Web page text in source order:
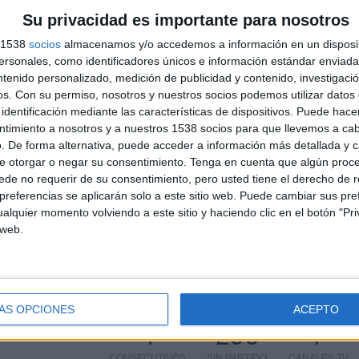
Su privacidad es importante para nosotros
socios almacenamos y/o accedemos a información en un
como identificadores únicos e información estándar
personalizado, medición de publicidad y contenido,
Con su permiso, nosotros y nuestros socios podemos utilizar datos
mediante las características de dispositivos. Puede
a nosotros y a nuestros 1538 socios para que llevemos a
De forma alternativa, puede acceder a información más detallada y
otorgar o negar su consentimiento. Tenga en cuenta que algún
no requerir de su consentimiento, pero usted tiene el derecho de
se aplicarán solo a este sitio web. Puede cambiar sus
momento volviendo a este sitio y haciendo clic en el botón
OPCIONES ACEPTO
Más días
TELEVISIÓN EN ESPAÑA
los datos estadísticos de cuándo y dónde se televisan los partidos deFútboldel
dar los siguientes datos:
85,19%
ÚLTIMO PARTIDO EN ABIERTO
TOTAL
7
296
4